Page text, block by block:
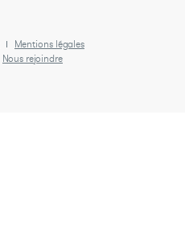
Mentions légales
Nous rejoindre